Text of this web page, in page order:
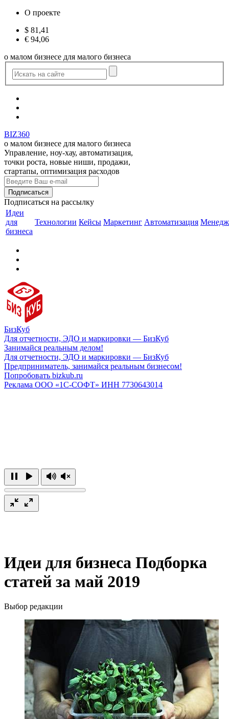
О проекте
$ 81,41
€ 94,06
о малом бизнесе для малого бизнеса
BIZ360
о малом бизнесе для малого бизнеса
Управление, ноу-хау, автоматизация,
точки роста, новые ниши, продажи,
стартапы, оптимизация расходов
Подписаться на рассылку
Идеи
для
бизнеса
Технологии Кейсы Маркетинг Автоматизация
БизКуб
Для отчетности, ЭДО и маркировки — БизКуб
Занимайся реальным делом!
Для отчетности, ЭДО и маркировки — БизКуб
Предприниматель, занимайся реальным бизнесом!
Попробовать bizkub.ru
Реклама ООО «1С-СОФТ» ИНН 7730643014
Идеи для бизнеса Подборка
статей за май 2019
Выбор редакции